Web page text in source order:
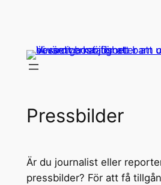
innehåll
Pressbilder
Är du journalist eller
pressbilder? För att få